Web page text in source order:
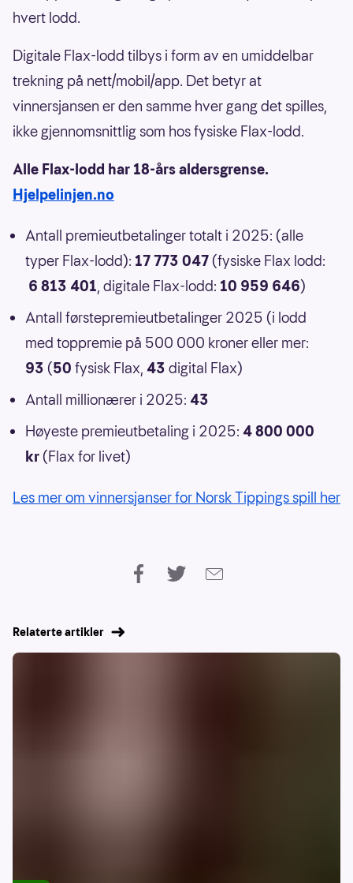
hvert lodd.
Digitale Flax-lodd tilbys i form av en umiddelbar
trekning på nett/mobil/app. Det betyr at
vinnersjansen er den samme hver gang det spilles,
ikke gjennomsnittlig som hos fysiske Flax-lodd.
Alle Flax-lodd har 18-års aldersgrense.
Hjelpelinjen.no
Antall premieutbetalinger totalt i 2025: (alle
typer Flax-lodd): 17 773 047 (fysiske Flax lodd:
6 813 401, digitale Flax-lodd: 10 959 646)
Antall førstepremieutbetalinger 2025 (i lodd
med toppremie på 500 000 kroner eller mer:
93 (50 fysisk Flax, 43 digital Flax)
Antall millionærer i 2025: 43
Høyeste premieutbetaling i 2025: 4 800 000
kr (Flax for livet)
Les mer om vinnersjanser for Norsk Tippings spill her
Relaterte artikler